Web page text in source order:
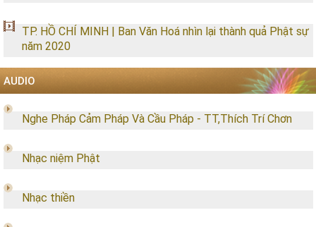
TP. HỒ CHÍ MINH | Ban Văn Hoá nhìn lại thành quả Phật sự
năm 2020
AUDIO
Nghe Pháp Cảm Pháp Và Cầu Pháp - TT,Thích Trí Chơn
Nhạc niệm Phật
Nhạc thiền